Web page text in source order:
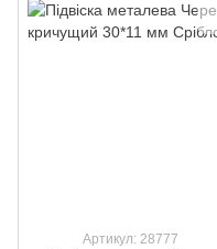
Артикул: 28777